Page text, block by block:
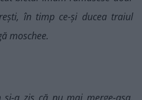
în timp ce-și ducea traiul
moschee.